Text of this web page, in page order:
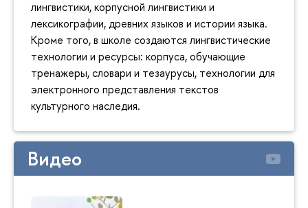
лингвистики, корпусной лингвистики и
лексикографии, древних языков и истории языка.
Кроме того, в школе создаются лингвистические
технологии и ресурсы: корпуса, обучающие
тренажеры, словари и тезаурусы, технологии для
электронного представления текстов
культурного наследия.
Видео